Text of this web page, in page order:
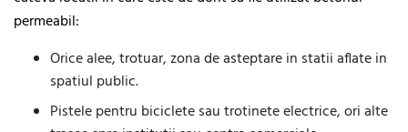
permeabil:
Orice alee, trotuar, zona de asteptare in statii aflate in
spatiul public.
Pistele pentru biciclete sau trotinete electrice, ori alte